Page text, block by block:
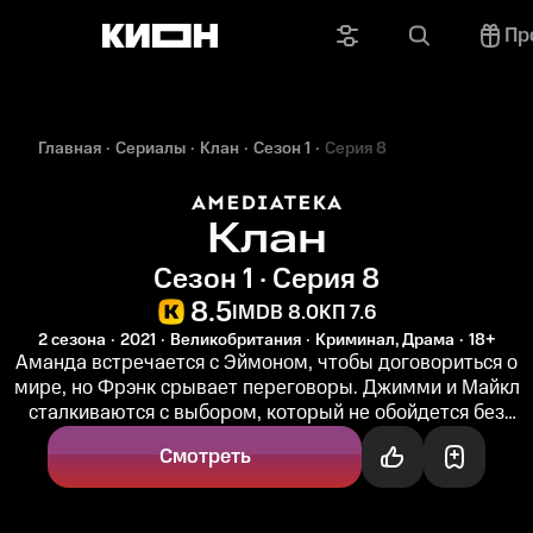
Главная Сериалы Клан Сезон 1 Серия 8
Клан
Сезон 1 · Серия 8
8.5IMDB 8.0КП 7.6
2 сезона 2021 Великобритания Криминал, Драма 18+
Аманда встречается с Эймоном, чтобы договориться о
мире, но Фрэнк срывает переговоры. Джимми и Майкл
сталкиваются с выбором, который не обойдется без
потерь. Семья готовится к...
Смотреть